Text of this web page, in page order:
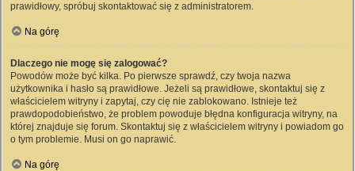
prawidłowy, spróbuj skontaktować się z administratorem.
Na górę
Dlaczego nie mogę się zalogować?
Powodów może być kilka. Po pierwsze sprawdź, czy twoja nazwa
użytkownika i hasło są prawidłowe. Jeżeli są prawidłowe, skontaktuj się z
właścicielem witryny i zapytaj, czy cię nie zablokowano. Istnieje też
prawdopodobieństwo, że problem powoduje błędna konfiguracja witryny, na
której znajduje się forum. Skontaktuj się z właścicielem witryny i powiadom go
o tym problemie. Musi on go naprawić.
Na górę